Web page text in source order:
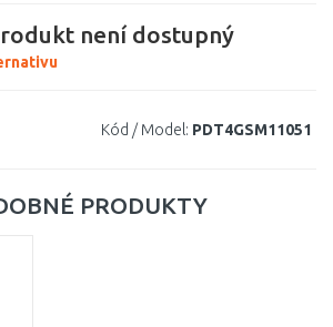
není dostupný
Kód / Model: PDT4GSM11051
PRODUKTY